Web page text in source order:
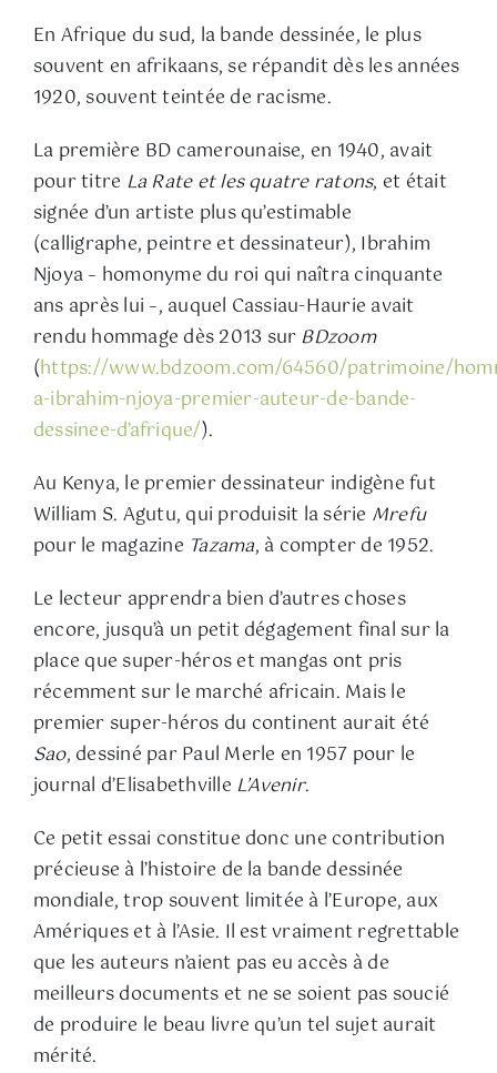
En Afrique du sud, la bande dessinée, le plus
souvent en afrikaans, se répandit dès les années
1920, souvent teintée de racisme.
La première BD camerounaise, en 1940, avait
pour titre La Rate et les quatre ratons, et était
signée d’un artiste plus qu’estimable
(calligraphe, peintre et dessinateur), Ibrahim
Njoya – homonyme du roi qui naîtra cinquante
ans après lui –, auquel Cassiau-Haurie avait
rendu hommage dès 2013 surBDzoom
(https://www.bdzoom.com/64560/patrimoine/
a-ibrahim-njoya-premier-auteur-de-bande-
dessinee-d’afrique/).
Au Kenya, le premier dessinateur indigène fut
William S. Agutu, qui produisit la série Mrefu
pour le magazine Tazama, à compter de 1952.
Le lecteur apprendra bien d’autres choses
encore, jusqu’à un petit dégagement final sur la
place que super-héros et mangas ont pris
récemment sur le marché africain. Mais le
premier super-héros du continent aurait été
Sao, dessiné par Paul Merle en 1957 pour le
journal d’Elisabethville L’Avenir.
Ce petit essai constitue donc une contribution
précieuse à l’histoire de la bande dessinée
mondiale, trop souvent limitée à l’Europe, aux
Amériques et à l’Asie. Il est vraiment regrettable
que les auteurs n’aient pas eu accès à de
meilleurs documents et ne se soient pas soucié
de produire le beau livre qu’un tel sujet aurait
mérité.